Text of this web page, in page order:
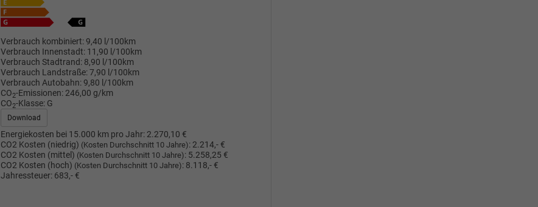
Verbrauch kombiniert: 9,40 l/100km
Verbrauch Innenstadt: 11,90 l/100km
Verbrauch Stadtrand: 8,90 l/100km
Verbrauch Landstraße:7,90 l/100km
Verbrauch Autobahn: 9,80 l/100km
CO2-Emissionen: 246,00 g/km
CO2-Klasse: G
Download
Energiekosten bei 15.000 km pro Jahr: 2.270,10 €
CO2 Kosten (niedrig) (Kosten Durchschnitt 10 Jahre): 2.214,- €
CO2 Kosten (mittel) (Kosten Durchschnitt 10 Jahre): 5.258,25 €
CO2 Kosten (hoch) (Kosten Durchschnitt 10 Jahre): 8.118,- €
Jahressteuer: 683,- €